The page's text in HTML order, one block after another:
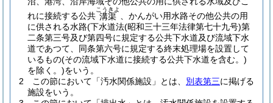
れに接続する公共 溝渠
こうきよ
、かんがい用水路その他公共の用
に供される水路(下水道法(昭和三十三年法律第七十九号)第
二条第三号及び第四号に規定する公共下水道及び流域下水
道であつて、同条第六号に規定する終末処理場を設置して
いるもの(その流域下水道に接続する公共下水道を含む。)
を除く。)をいう。
2
この節において「汚水関係施設」とは、 別表第三に掲げる
施設をいう。